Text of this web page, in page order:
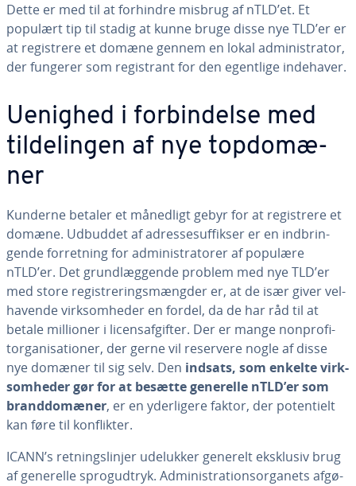
Dette er med til at forhindre misbrug af nTLD’et. Et
populært tip til stadig at kunne bruge disse nye TLD’er er
at re­gi­stre­re et domæne gennem en lokal ad­mi­ni­stra­tor,
der fungerer som re­gi­strant for den egentlige indehaver.
Uenighed i for­bin­del­se med
til­de­lin­gen af nye top­do­mæ­
ner
Kunderne betaler et månedligt gebyr for at re­gi­stre­re et
domæne. Udbuddet af adres­sesuf­fik­ser er en ind­brin­
gen­de for­ret­ning for ad­mi­ni­stra­to­rer af populære
nTLD’er. Det grund­læg­gen­de problem med nye TLD’er
med store re­gi­stre­rings­mæng­der er, at de især giver vel­
ha­ven­de virk­som­he­der en fordel, da de har råd til at
betale millioner i li­cens­af­gif­ter. Der er mange non­pro­fi­
tor­ga­ni­sa­tio­ner, der gerne vil reservere nogle af disse
nye domæner til sig selv. Den indsats, som enkelte virk­
som­he­der gør for at besætte generelle nTLD’er som
brand­do­mæ­ner, er en yder­li­ge­re faktor, der po­ten­ti­elt
kan føre til kon­flik­ter.
ICANN’s ret­nings­linjer udelukker generelt eksklusiv brug
af generelle sprog­ud­tryk. Ad­mi­ni­stra­tions­or­ga­nets af­gø­